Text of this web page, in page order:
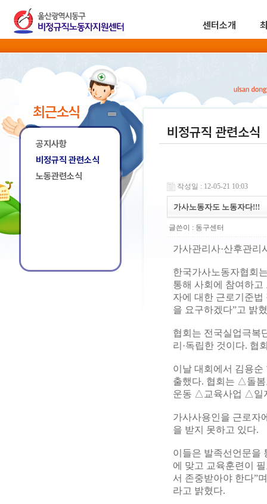
센터소개
최근소식
공지사항
비정규직 관련소식
노동관련소식
비정규직 관련소식
작성일 : 12-05-21 10:03
가사노동자도 노동자다!!!
글쓴이 : 동구센터
가사관리사·산후관리
한국가사노동자협회
통해 사회에 참여하고
자에 대한 근로기준
을 요구하겠다”고 밝
협회는 전국실업극복
리·독립한 것이다. 협
이날 대회에서 김용
출했다. 협회는 △돌
운동 △교육사업 △일
가사사용인을 근로자
을 받지 못하고 있다.
이들은 발족선언문을
에 맞고 교육훈련이
서 존중받아야 한다”
라고 밝혔다.